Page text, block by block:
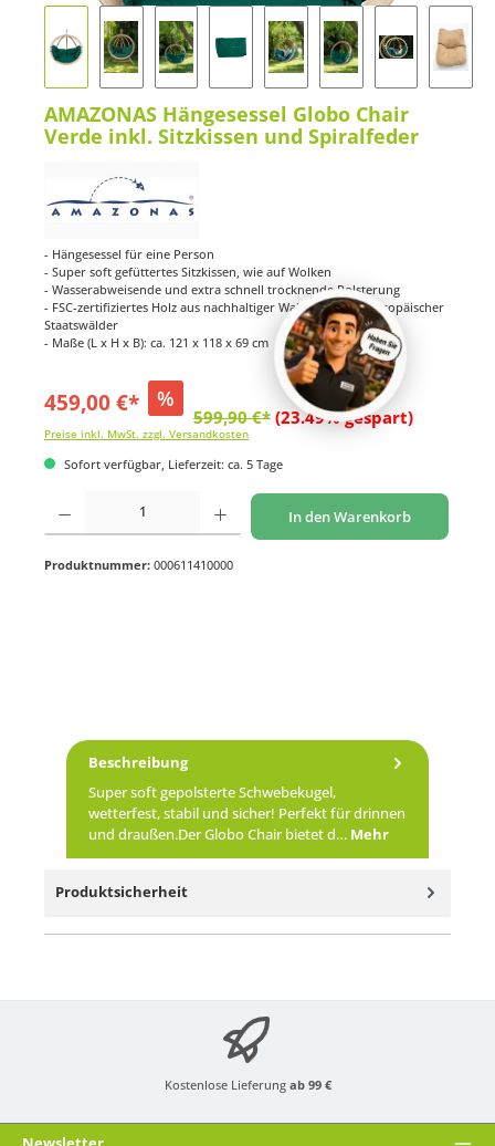
AMAZONAS Hängesessel Globo Chair
Verde inkl. Sitzkissen und Spiralfeder
- Hängesessel für eine Person
- Super soft gefüttertes Sitzkissen, wie auf Wolken
- Wasserabweisende und extra schnell trocknende Polsterung
- FSC-zertifiziertes Holz aus nachhaltiger Waldwirtschaft europäischer
Staatswälder
- Maße (L x H x B): ca. 121 x 118 x 69 cm
459,00 €* %
599,90 €* (23.49% gespart)
Preise inkl. MwSt. zzgl. Versandkosten
Sofort verfügbar, Lieferzeit: ca. 5 Tage
Produkt Anzahl: Gib den gewünschten Wert ein oder benutze die Schaltflächen um
In den Warenkorb
Produktnummer: 000611410000
Beschreibung
Super soft gepolsterte Schwebekugel,
wetterfest, stabil und sicher! Perfekt für drinnen
und draußen.Der Globo Chair bietet d… Mehr
Produktsicherheit
Kostenlose Lieferung ab 99 €